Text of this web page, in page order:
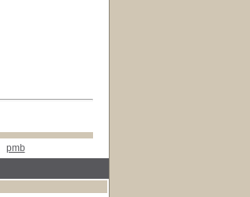
pmb